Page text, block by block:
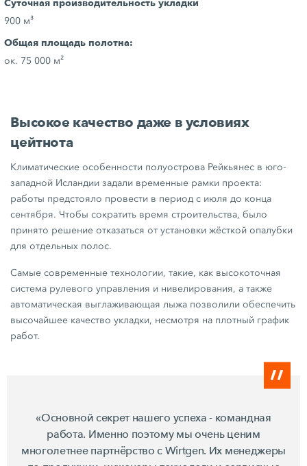
Суточная производительность укладки
900 м³
Общая площадь полотна:
ок. 75 000 м²
Высокое качество даже в условиях
цейтнота
Климатические особенности полуострова Рейкьянес в юго-
западной Исландии задали временные рамки проекта:
работы предстояло провести в период с июля до конца
сентября. Чтобы сократить время строительства, было
принято решение отказаться от установки жёсткой опалубки
для отдельных полос.
Самые современные технологии, такие, как высокоточная
система рулевого управления и нивелирования, а также
автоматическая выглаживающая лыжа позволили обеспечить
высочайшее качество укладки, несмотря на плотный график
работ.
«Основной секрет нашего успеха - командная
работа. Именно поэтому мы очень ценим
многолетнее партнёрство с Wirtgen. Их менеджеры